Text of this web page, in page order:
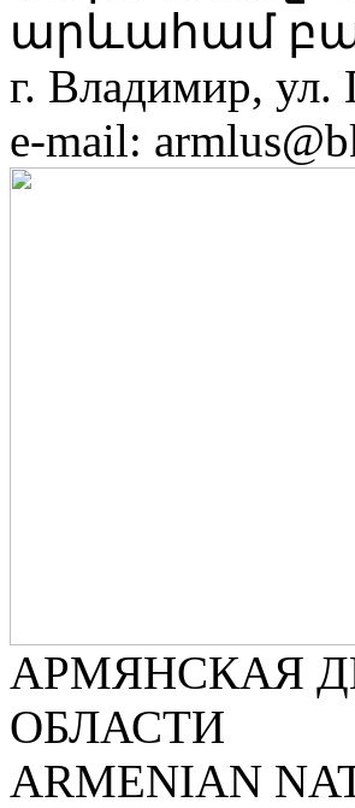
արևահամ
г. Владимир, ул.
e-mail:
АРМЯНСКАЯ
ОБЛАСТИ
ARMENIAN